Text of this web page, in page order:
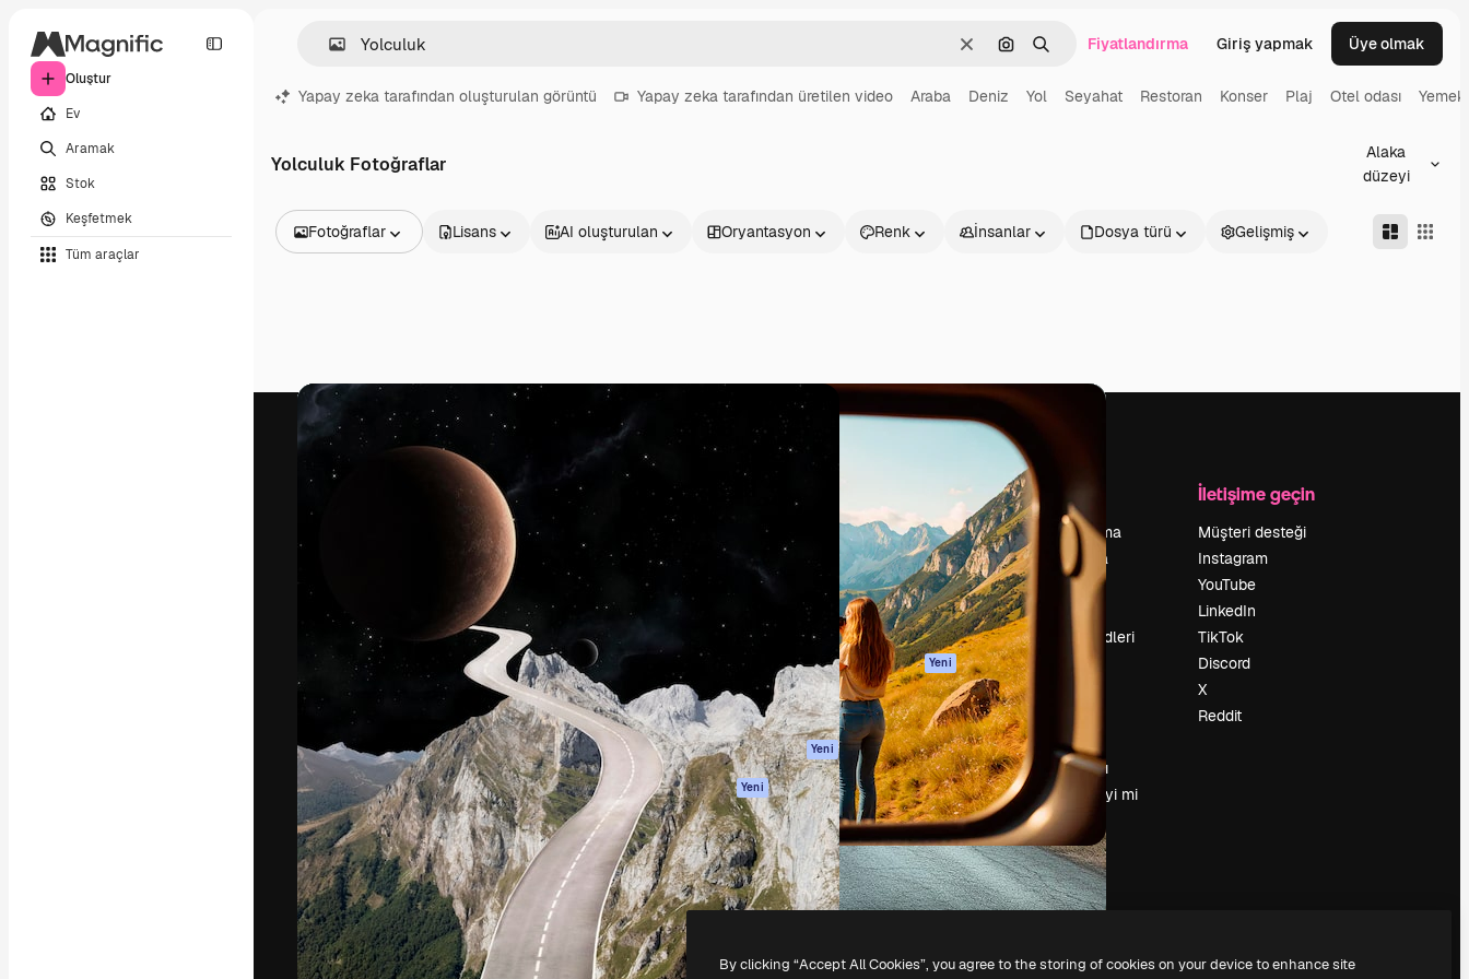
Oluştur
Ev
Aramak
Stok
Keşfetmek
Tüm araçlar
Temizlemek
Görüntüyle ara
AramakFiyatlandırma Giriş yapmak Üye olmak
Yapay zeka tarafından oluşturulan görüntü Yapay zeka tarafından üretilen video Araba Deniz Yol Seyahat Restoran Konser Plaj Otel odası Yemek
Yolculuk Fotoğraflar
Alaka
düzeyi
Fotoğraflar
Videolar
Video çekimleri
Hareketli grafikler
Video şablonları
Simgeler
3D Modeller
Lisans AI oluşturulan Oryantasyon Renk İnsanlar Dosya türü Gelişmiş
En iyi işlerini yöneteceğin yaratıcı platform.
Kreatif ekipler, işletmeler, ajanslar ve
stüdyolar genelinde 1 milyondan fazla
Türkçe
Ürünler
oluşturucu
AI ses oluşturucu
Stok içerik
Claude/ChatGPT
için MCP
Yeni
Ajanlar Yeni
API
Mobil Uygulama
Tüm Magnific
araçları
Academy
Dokümantasyon
Destek
Kullanım Şartları
Gizlilik Politikası
Orijinaller Yeni
Çerez politikası
Güven merkezi
Satış ortakları
Kurumsal
Şirket
Fiyatlandırma
Hakkımızda
Reviews
Arama trendleri
İçerik satışı
Basın odası
Magnific.ai’yi mi
arıyorsun?
İletişime geçin
Müşteri desteği
Instagram
YouTube
LinkedIn
TikTok
Discord
X
Reddit
Copyright © 2010- Freepik Company S.L.U.Her hakkı saklıdır
By clicking “Accept All Cookies”, you agree to the storing of cookies on your device to enhance site